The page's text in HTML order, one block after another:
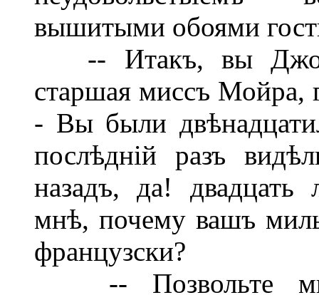
вышитыми обоями
-- Итакъ, вы
старшая миссъ Мойра,
- Вы были
послѣдній разъ
назадъ, да! двадцать
мнѣ, почему вашъ
французски?
-- Позвольте